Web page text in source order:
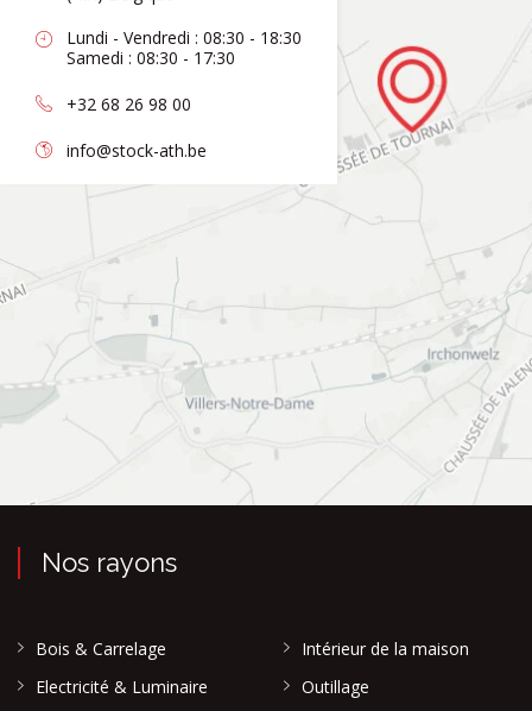
Lundi - Vendredi : 08:30 - 18:30
Samedi : 08:30 - 17:30
+32 68 26 98 00
info@stock-ath.be
Nos rayons
Bois & Carrelage
Electricité & Luminaire
Intérieur de la maison
Outillage